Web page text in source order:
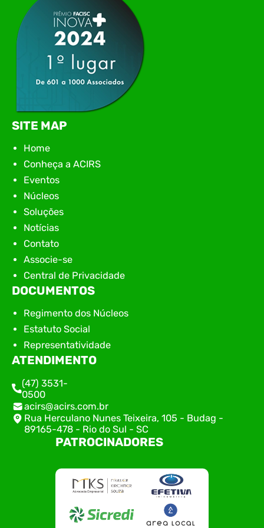
SITE MAP
Home
Conheça a ACIRS
Eventos
Núcleos
Soluções
Notícias
Contato
Associe-se
Central de Privacidade
DOCUMENTOS
Regimento dos Núcleos
Estatuto Social
Representatividade
ATENDIMENTO
(47) 3531-
0500
acirs@acirs.com.br
Rua Herculano Nunes Teixeira, 105 - Budag -
89165-478 - Rio do Sul - SC
PATROCINADORES